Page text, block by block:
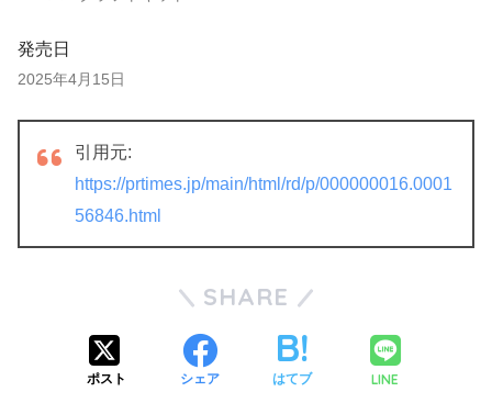
発売日
2025年4月15日
引用元:
https://prtimes.jp/main/html/rd/p/000000016.0001
56846.html
SHARE
ポスト シェア はてブ LINE